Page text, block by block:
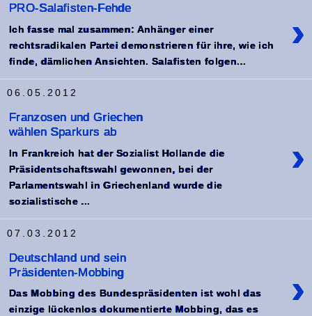
PRO-Salafisten-Fehde
›
Ich fasse mal zusammen: Anhänger einer
rechtsradikalen Partei demonstrieren für ihre, wie ich
finde, dämlichen Ansichten. Salafisten folgen...
06.05.2012
Franzosen und Griechen
wählen Sparkurs ab
›
In Frankreich hat der Sozialist Hollande die
Präsidentschaftswahl gewonnen, bei der
Parlamentswahl in Griechenland wurde die
sozialistische ...
07.03.2012
Deutschland und sein
Präsidenten-Mobbing
›
Das Mobbing des Bundespräsidenten ist wohl das
einzige lückenlos dokumentierte Mobbing, das es